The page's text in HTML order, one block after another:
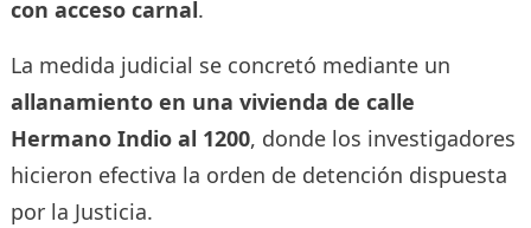
con acceso carnal.
La medida judicial se concretó mediante un
allanamiento en una vivienda de calle
Hermano Indio al 1200, donde los investigadores
hicieron efectiva la orden de detención dispuesta
por la Justicia.